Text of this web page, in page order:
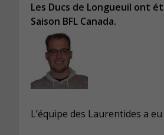
Les Ducs de Longueuil ont
Saison BFL Canada.
L’équipe des Laurentides a